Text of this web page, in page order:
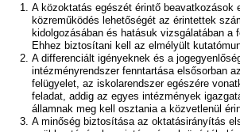
A közoktatás egészét érintő beavatkozások
közreműködés lehetőségét az érintettek
kidolgozásában és hatásuk vizsgálatában a
Ehhez biztosítani kell az elmélyült
A differenciált igényeknek és a
intézményrendszer fenntartása elsősorban
felügyelet, az iskolarendszer egészére
feladat, addig az egyes intézmények
államnak meg kell osztania a közvetlenül
A minőség biztosítása az oktatásirányítás